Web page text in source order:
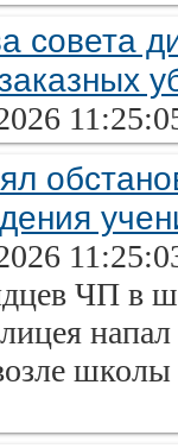
совета
ЧП в